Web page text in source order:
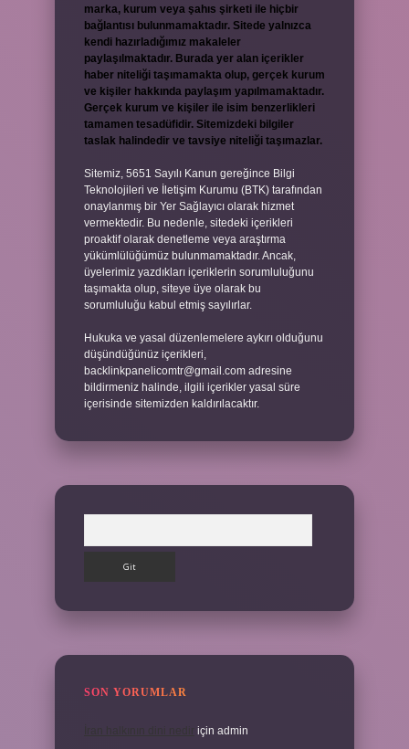
marka, kurum veya şahıs şirketi ile hiçbir
bağlantısı bulunmamaktadır. Sitede yalnızca
kendi hazırladığımız makaleler
paylaşılmaktadır. Burada yer alan içerikler
haber niteliği taşımamakta olup, gerçek kurum
ve kişiler hakkında paylaşım yapılmamaktadır.
Gerçek kurum ve kişiler ile isim benzerlikleri
tamamen tesadüfidir. Sitemizdeki bilgiler
taslak halindedir ve tavsiye niteliği taşımazlar.
Sitemiz, 5651 Sayılı Kanun gereğince Bilgi
Teknolojileri ve İletişim Kurumu (BTK) tarafından
onaylanmış bir Yer Sağlayıcı olarak hizmet
vermektedir. Bu nedenle, sitedeki içerikleri
proaktif olarak denetleme veya araştırma
yükümlülüğümüz bulunmamaktadır. Ancak,
üyelerimiz yazdıkları içeriklerin sorumluluğunu
taşımakta olup, siteye üye olarak bu
sorumluluğu kabul etmiş sayılırlar.
Hukuka ve yasal düzenlemelere aykırı olduğunu
düşündüğünüz içerikleri,
backlinkpanelicomtr@gmail.com adresine
bildirmeniz halinde, ilgili içerikler yasal süre
içerisinde sitemizden kaldırılacaktır.
SON YORUMLAR
için admin